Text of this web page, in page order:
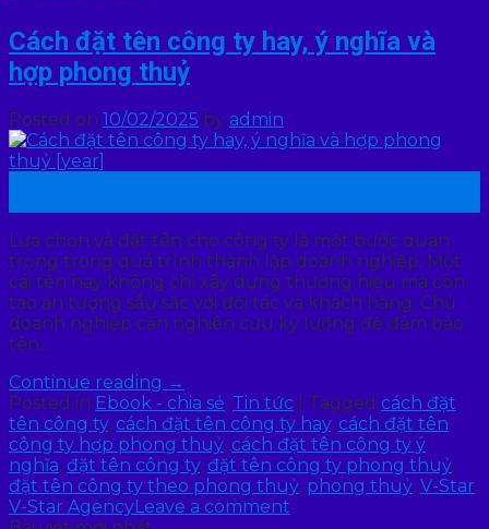
Cách đặt tên công ty hay, ý nghĩa và
hợp phong thuỷ
Posted on 10/02/2025 by admin
Lựa chọn và đặt tên cho công ty là một bước quan
trọng trong quá trình thành lập doanh nghiệp. Một
cái tên hay không chỉ xây dựng thương hiệu mà còn
tạo ấn tượng sâu sắc với đối tác và khách hàng. Chủ
doanh nghiệp cần nghiên cứu kỹ lưỡng để đảm bảo
tên…
Continue reading →
Posted in Ebook - chia sẻ, Tin tức Tagged cách đặt
tên công ty, cách đặt tên công ty hay, cách đặt tên
công ty hợp phong thuỷ, cách đặt tên công ty ý
nghĩa, đặt tên công ty, đặt tên công ty phong thuỷ,
đặt tên công ty theo phong thuỷ, phong thuỷ, V-Star,
V-Star AgencyLeave a comment